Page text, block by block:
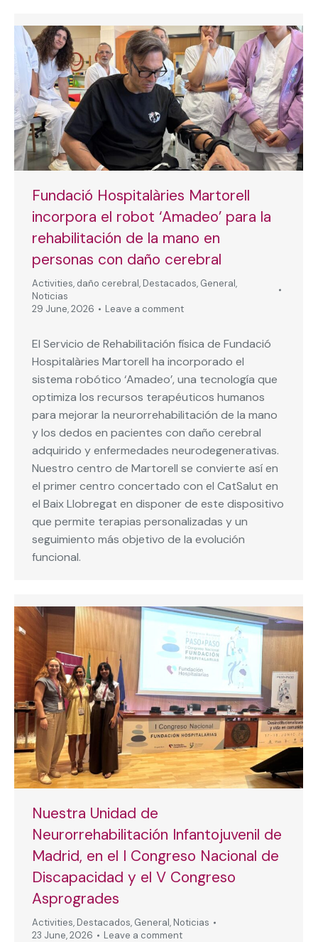
Fundació Hospitalàries Martorell
incorpora el robot ‘Amadeo’ para la
rehabilitación de la mano en
personas con daño cerebral
Activities, daño cerebral, Destacados, General,
Noticias
29 June, 2026
Leave a comment
El Servicio de Rehabilitación física de Fundació
Hospitalàries Martorell ha incorporado el
sistema robótico ‘Amadeo’, una tecnología que
optimiza los recursos terapéuticos humanos
para mejorar la neurorrehabilitación de la mano
y los dedos en pacientes con daño cerebral
adquirido y enfermedades neurodegenerativas.
Nuestro centro de Martorell se convierte así en
el primer centro concertado con el CatSalut en
el Baix Llobregat en disponer de este dispositivo
que permite terapias personalizadas y un
seguimiento más objetivo de la evolución
funcional.
Nuestra Unidad de
Neurorrehabilitación Infantojuvenil de
Madrid, en el I Congreso Nacional de
Discapacidad y el V Congreso
Asprogrades
Activities, Destacados, General, Noticias
23 June, 2026
Leave a comment